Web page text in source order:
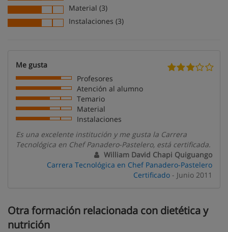
Material (3)
Instalaciones (3)
Me gusta
Profesores
Atención al alumno
Temario
Material
Instalaciones
Es una excelente institución y me gusta la Carrera
Tecnológica en Chef Panadero-Pastelero, está certificada.
William David Chapi Quiguango
Carrera Tecnológica en Chef Panadero-Pastelero
Certificado - Junio 2011
Otra formación relacionada con dietética y
nutrición